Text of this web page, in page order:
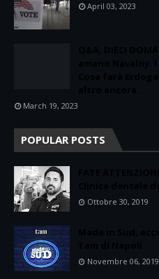
April 03, 2023
March 19, 2023
POPULAR POSTS
Ottobre 30, 2019
Novembre 06, 2019